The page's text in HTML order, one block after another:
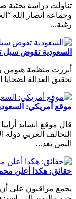
تناولت دراسة بحثية
وجماعة أنصار الله
رغبة...
السعودية تقوض سبل
أبرزت منظمة هيومن
تحقيق العدالة
موقع أمريكي:
قال موقع انسايد
التحالف العربي
اليمن بعد...
حقائق: هكذا أعلن
يجمع مراقبون على